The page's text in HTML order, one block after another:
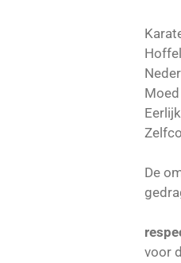
Moed
De
voor